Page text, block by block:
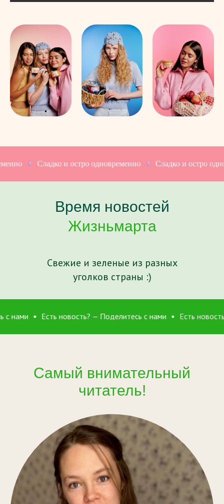
Сладко и остро одновременно Сладко и остро
Время новостей
Жизньмарта
Свежие и зеленые из разных
уголков страны :)
— Поделитесь с нами Есть новость? — Поделитесь с
Самый внимательный
читатель!